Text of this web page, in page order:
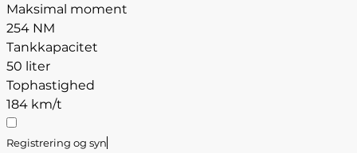
Maksimal moment
254 NM
Tankkapacitet
50 liter
Tophastighed
184 km/t
Registrering og syn